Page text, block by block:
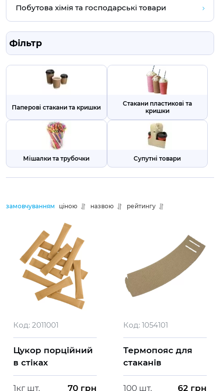
Побутова хімія та господарські товари
Фільтр
Паперові стакани та кришки
Стакани пластикові та
кришки
Мішалки та трубочки Супутні товари
замовчуванням ціною назвою рейтингу
Код: 2011001
Цукор порційний
в стіках
1кг шт. 70 грн
Код: 1054101
Термопояс для
стаканів
100 шт. 62 грн